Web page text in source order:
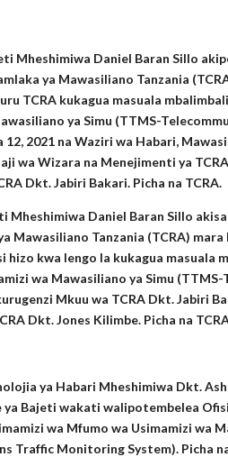
YAZINDUA UKUTA WA
Mheshimiwa Daniel Baran Sillo
ya Mawasiliano Tanzania
TCRA kukagua masuala
ya Simu (TTMS-
2021 na Waziri wa Habari,
wa Wizara na Menejimenti ya
Dkt. Jabiri Bakari. Picha na TCRA.
Mheshimiwa Daniel Baran Sillo
Mawasiliano Tanzania (TCRA)
kwa lengo la kukagua masuala
wa Mawasiliano ya Simu
Mkuu wa TCRA Dkt. Jabiri
Dkt. Jones Kilimbe. Picha na
ya Habari Mheshimiwa Dkt.
ya Bajeti wakati walipotembelea
wa Mfumo wa Usimamizi wa
Traffic Monitoring System). Picha